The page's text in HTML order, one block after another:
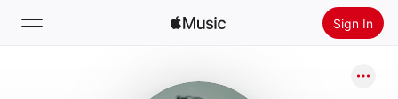
Sign In